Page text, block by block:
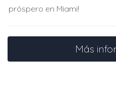
Los Rodríguez decidieron
abuelo. Esto redujo
imponible. Al fallecer,
lo que benefició a sus
próspero en Miami!
Más